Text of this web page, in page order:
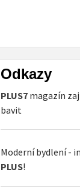
Odkazy
PLUS7 magazín
bavit
Moderní bydlení -
PLUS!